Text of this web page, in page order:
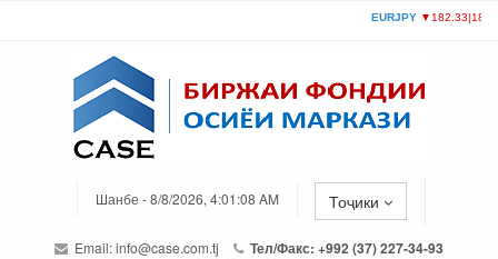
Шанбе - 8/8/2026, 4:01:08 AM Тоҷики
Email:info@case.com.tj
Тел/Факс: +992 (37) 227-34-93